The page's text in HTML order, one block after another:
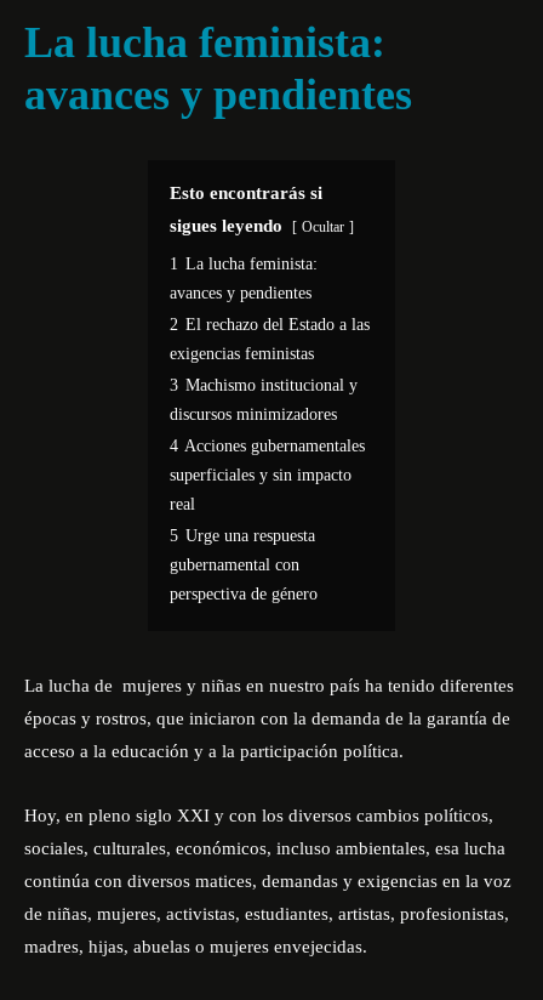
La lucha feminista:
avances y pendientes
Esto encontrarás si
sigues leyendo
Ocultar
1 La lucha feminista:
avances y pendientes
2 El rechazo del Estado a las
exigencias feministas
3 Machismo institucional y
discursos minimizadores
4 Acciones gubernamentales
superficiales y sin impacto
real
5 Urge una respuesta
gubernamental con
perspectiva de género
La lucha de mujeres y niñas en nuestro país ha tenido diferentes
épocas y rostros, que iniciaron con la demanda de la garantía de
acceso a la educación y a la participación política.
Hoy, en pleno siglo XXI y con los diversos cambios políticos,
sociales, culturales, económicos, incluso ambientales, esa lucha
continúa con diversos matices, demandas y exigencias en la voz
de niñas, mujeres, activistas, estudiantes, artistas, profesionistas,
madres, hijas, abuelas o mujeres envejecidas.